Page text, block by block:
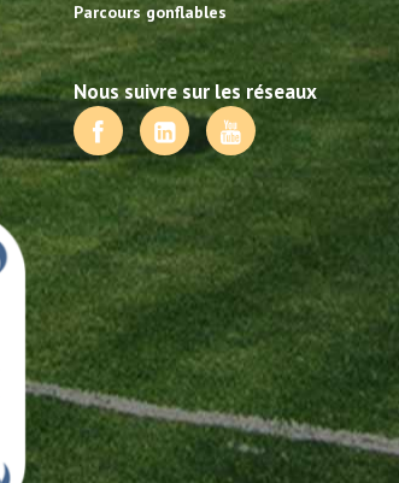
Parcours gonflables
Nous suivre sur les réseaux